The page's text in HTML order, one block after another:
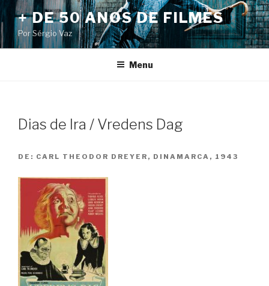
Pular
para
o
conteúdo
+ DE 50 ANOS DE FILMES
Por Sérgio Vaz
Menu
Dias de Ira / Vredens Dag
DE: CARL THEODOR DREYER, DINAMARCA, 1943